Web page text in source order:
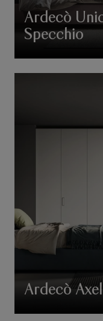
Ardecò
Specchio
Ardecò